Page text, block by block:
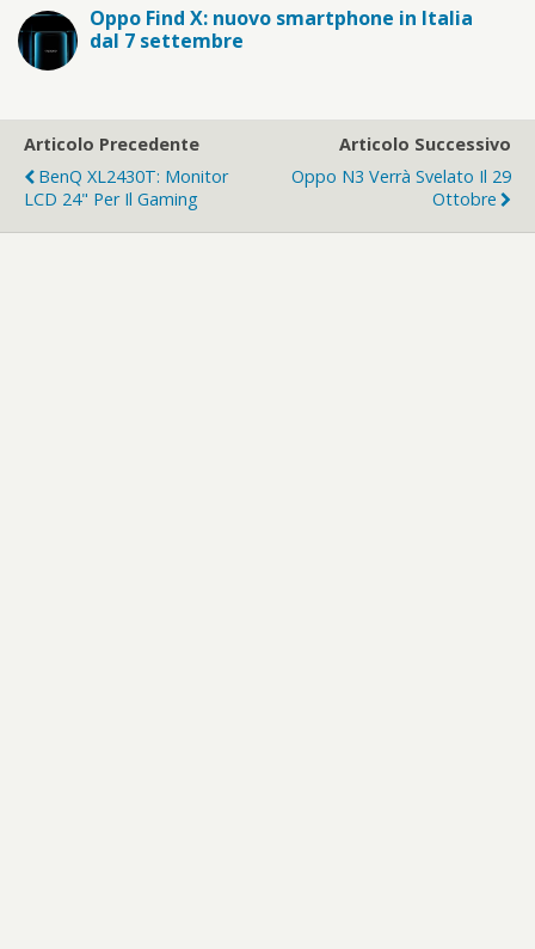
Oppo Find X: nuovo smartphone in Italia
dal 7 settembre
Articolo Precedente
BenQ XL2430T: Monitor
LCD 24" Per Il Gaming
Articolo Successivo
Oppo N3 Verrà Svelato Il 29
Ottobre